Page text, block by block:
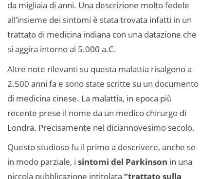
da migliaia di anni. Una descrizione molto fedele
all’insieme dei sintomi è stata trovata infatti in un
trattato di medicina indiana con una datazione che
si aggira intorno al 5.000 a.C.
Altre note rilevanti su questa malattia risalgono a
2.500 anni fa e sono state scritte su un documento
di medicina cinese. La malattia, in epoca più
recente prese il nome da un medico chirurgo di
Londra. Precisamente nel diciannovesimo secolo.
Questo studioso fu il primo a descrivere, anche se
in modo parziale, i sintomi del Parkinson in una
piccola pubblicazione intitolata “trattato sulla